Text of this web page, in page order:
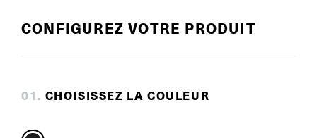
CONFIGUREZ VOTRE PRODUIT
01 . CHOISISSEZ LA COULEUR